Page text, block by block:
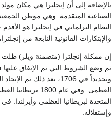
بالإضافة إلى أن إنجلترا هي مكان
الصناعية المتقدمة. وهي موطن
النظام البرلماني في إنجلترا هو
والإبتكارات القانونية النابعة من
تم وضع الشروط التي تم الإتفاق
وتحديداً في 1706، بعد
وإستقلاله.